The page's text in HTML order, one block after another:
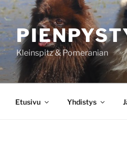
Kleinspitz & Pomeranian
Etusivu Yhdistys